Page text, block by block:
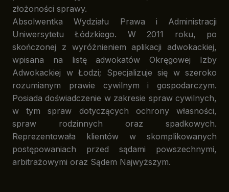
złożoności sprawy.
Absolwentka Wydziału Prawa i Administracji
Uniwersytetu Łódzkiego. W 2011 roku, po
skończonej z wyróżnieniem aplikacji adwokackiej,
wpisana na listę adwokatów Okręgowej Izby
Adwokackiej w Łodzi; Specjalizuje się w szeroko
rozumianym prawie cywilnym i gospodarczym.
Posiada doświadczenie w zakresie spraw cywilnych,
w tym spraw dotyczących ochrony własności,
spraw rodzinnych oraz spadkowych.
Reprezentowała klientów w skomplikowanych
postępowaniach przed sądami powszechnymi,
arbitrażowymi oraz Sądem Najwyższym.